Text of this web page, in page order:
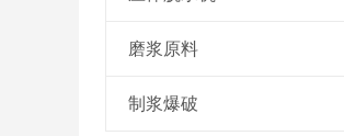
磨浆原料
制浆爆破